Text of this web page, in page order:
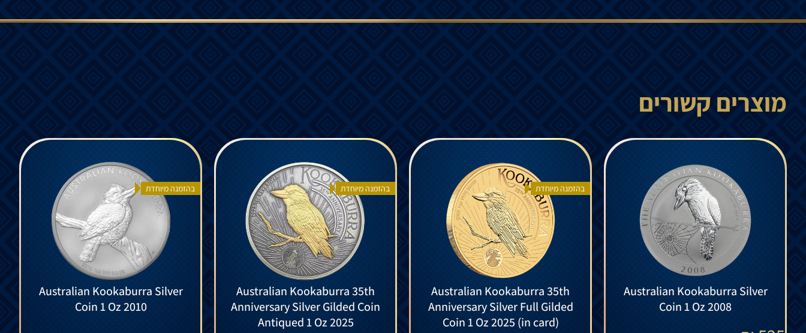
מוצרים קשורים
Australian Kookaburra Silver
Coin 1 Oz 2008
בהזמנה מיוחדת
Australian Kookaburra 35th
Anniversary Silver Full Gilded
Coin 1 Oz 2025 (in card)
בהזמנה מיוחדת
Australian Kookaburra 35th
Anniversary Silver Gilded Coin
Antiqued 1 Oz 2025
בהזמנה מיוחדת
Australian Kookaburra Silver
Coin 1 Oz 2010